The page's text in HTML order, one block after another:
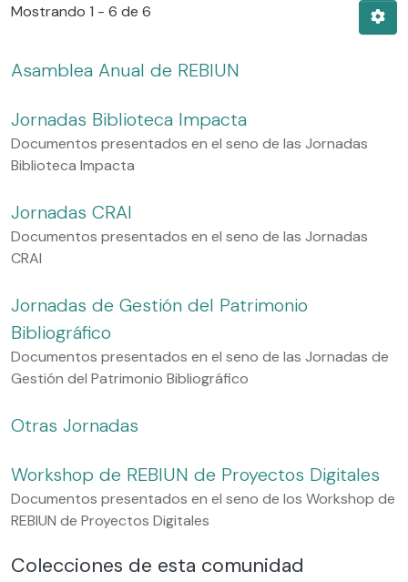
Mostrando 1 - 6 de 6
Asamblea Anual de REBIUN
Jornadas Biblioteca Impacta
Documentos presentados en el seno de las Jornadas
Biblioteca Impacta
Jornadas CRAI
Documentos presentados en el seno de las Jornadas
CRAI
Jornadas de Gestión del Patrimonio
Bibliográfico
Documentos presentados en el seno de las Jornadas de
Gestión del Patrimonio Bibliográfico
Otras Jornadas
Workshop de REBIUN de Proyectos Digitales
Documentos presentados en el seno de los Workshop de
REBIUN de Proyectos Digitales
Colecciones de esta comunidad